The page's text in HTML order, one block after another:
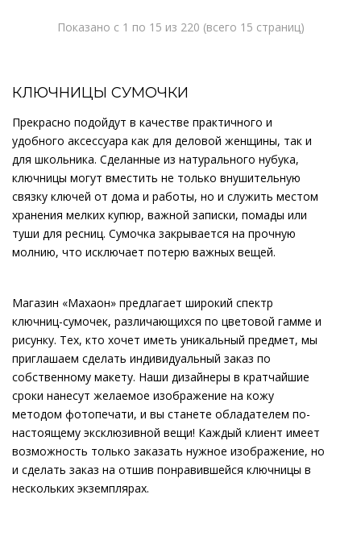
Показано с 1 по 15 из 220 (всего 15 страниц)
КЛЮЧНИЦЫ СУМОЧКИ
Прекрасно подойдут в качестве практичного и
удобного аксессуара как для деловой женщины, так и
для школьника. Сделанные из натурального нубука,
ключницы могут вместить не только внушительную
связку ключей от дома и работы, но и служить местом
хранения мелких купюр, важной записки, помады или
туши для ресниц. Сумочка закрывается на прочную
молнию, что исключает потерю важных вещей.
Магазин «Махаон» предлагает широкий спектр
ключниц-сумочек, различающихся по цветовой гамме и
рисунку. Тех, кто хочет иметь уникальный предмет, мы
приглашаем сделать индивидуальный заказ по
собственному макету. Наши дизайнеры в кратчайшие
сроки нанесут желаемое изображение на кожу
методом фотопечати, и вы станете обладателем по-
настоящему эксклюзивной вещи! Каждый клиент имеет
возможность только заказать нужное изображение, но
и сделать заказ на отшив понравившейся ключницы в
нескольких экземплярах.